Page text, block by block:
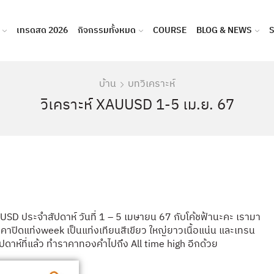
เทรดสด 2026 กิจกรรมทั้งหมด COURSE BLOG & NEWS
บ้าน บทวิเคราะห์
วิเคราะห์ XAUUSD 1-5 เม.ย. 67
ประจำสัปดาห์ วันที่ 1 – 5 เมษายน 67 กับโค้ชฟ้านะคะ เรามา
ปิดแท่งweek เป็นแท่งเทียนสีเขียว ใหญ่ยาวเนื้อแน่น และเทรน
าห์ที่แล้ว ทำราคาทองคำไปถึง All time high อีกด้วย